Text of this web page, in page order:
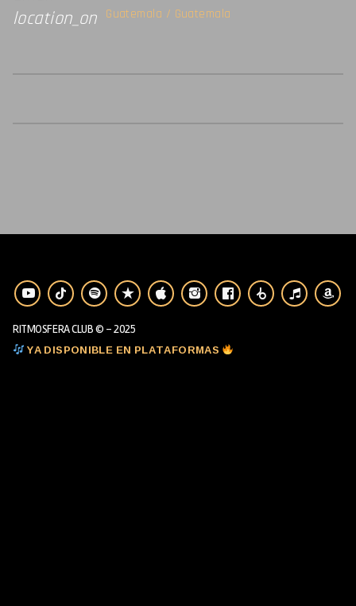
location_on Guatemala / Guatemala
RITMOSFERA CLUB © - 2025
YA DISPONIBLE EN PLATAFORMAS